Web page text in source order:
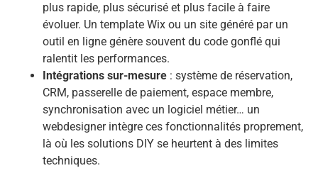
plus rapide, plus sécurisé et plus facile à faire
évoluer. Un template Wix ou un site généré par un
outil en ligne génère souvent du code gonflé qui
ralentit les performances.
Intégrations sur-mesure : système de réservation,
CRM, passerelle de paiement, espace membre,
synchronisation avec un logiciel métier… un
webdesigner intègre ces fonctionnalités proprement,
là où les solutions DIY se heurtent à des limites
techniques.